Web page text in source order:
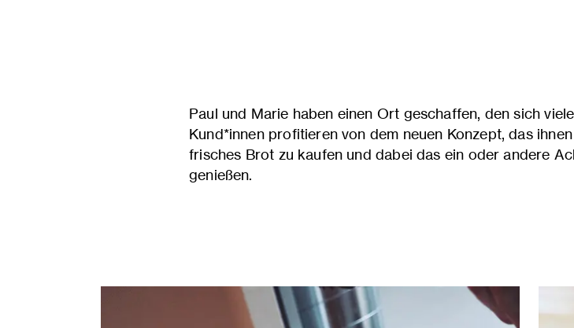
Paul und Marie haben einen Ort geschaffen, den sich
Kund*innen profitieren von dem neuen Konzept, das
frisches Brot zu kaufen und dabei das ein oder andere
genießen.